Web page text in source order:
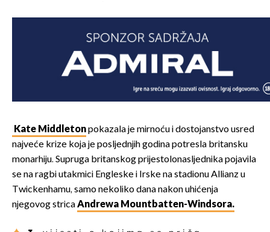
Kate Middletonpokazala je mirnoću i dostojanstvo usred
najveće krize koja je posljednjih godina potresla britansku
monarhiju. Supruga britanskog prijestolonasljednika pojavila
se na ragbi utakmici Engleske i Irske na stadionu Allianz u
Twickenhamu, samo nekoliko dana nakon uhićenja
njegovog stricaAndrewa Mountbatten-Windsora.